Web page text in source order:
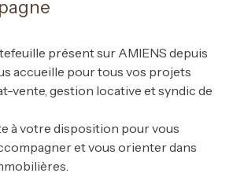
présent sur AMIENS depuis
accueille pour tous vos projets
vente, gestion locative et syndic de
à votre disposition pour vous
et vous orienter dans